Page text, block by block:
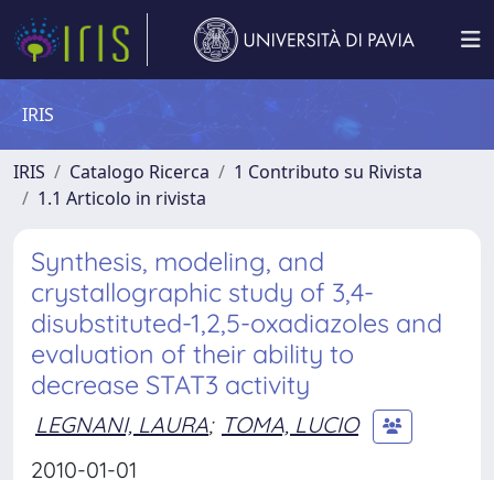
IRIS
IRIS Catalogo Ricerca
1 Contributo su Rivista
1.1 Articolo in rivista
Synthesis, modeling, and
crystallographic study of 3,4-
disubstituted-1,2,5-oxadiazoles and
evaluation of their ability to
decrease STAT3 activity
LEGNANI, LAURA; TOMA, LUCIO
2010-01-01